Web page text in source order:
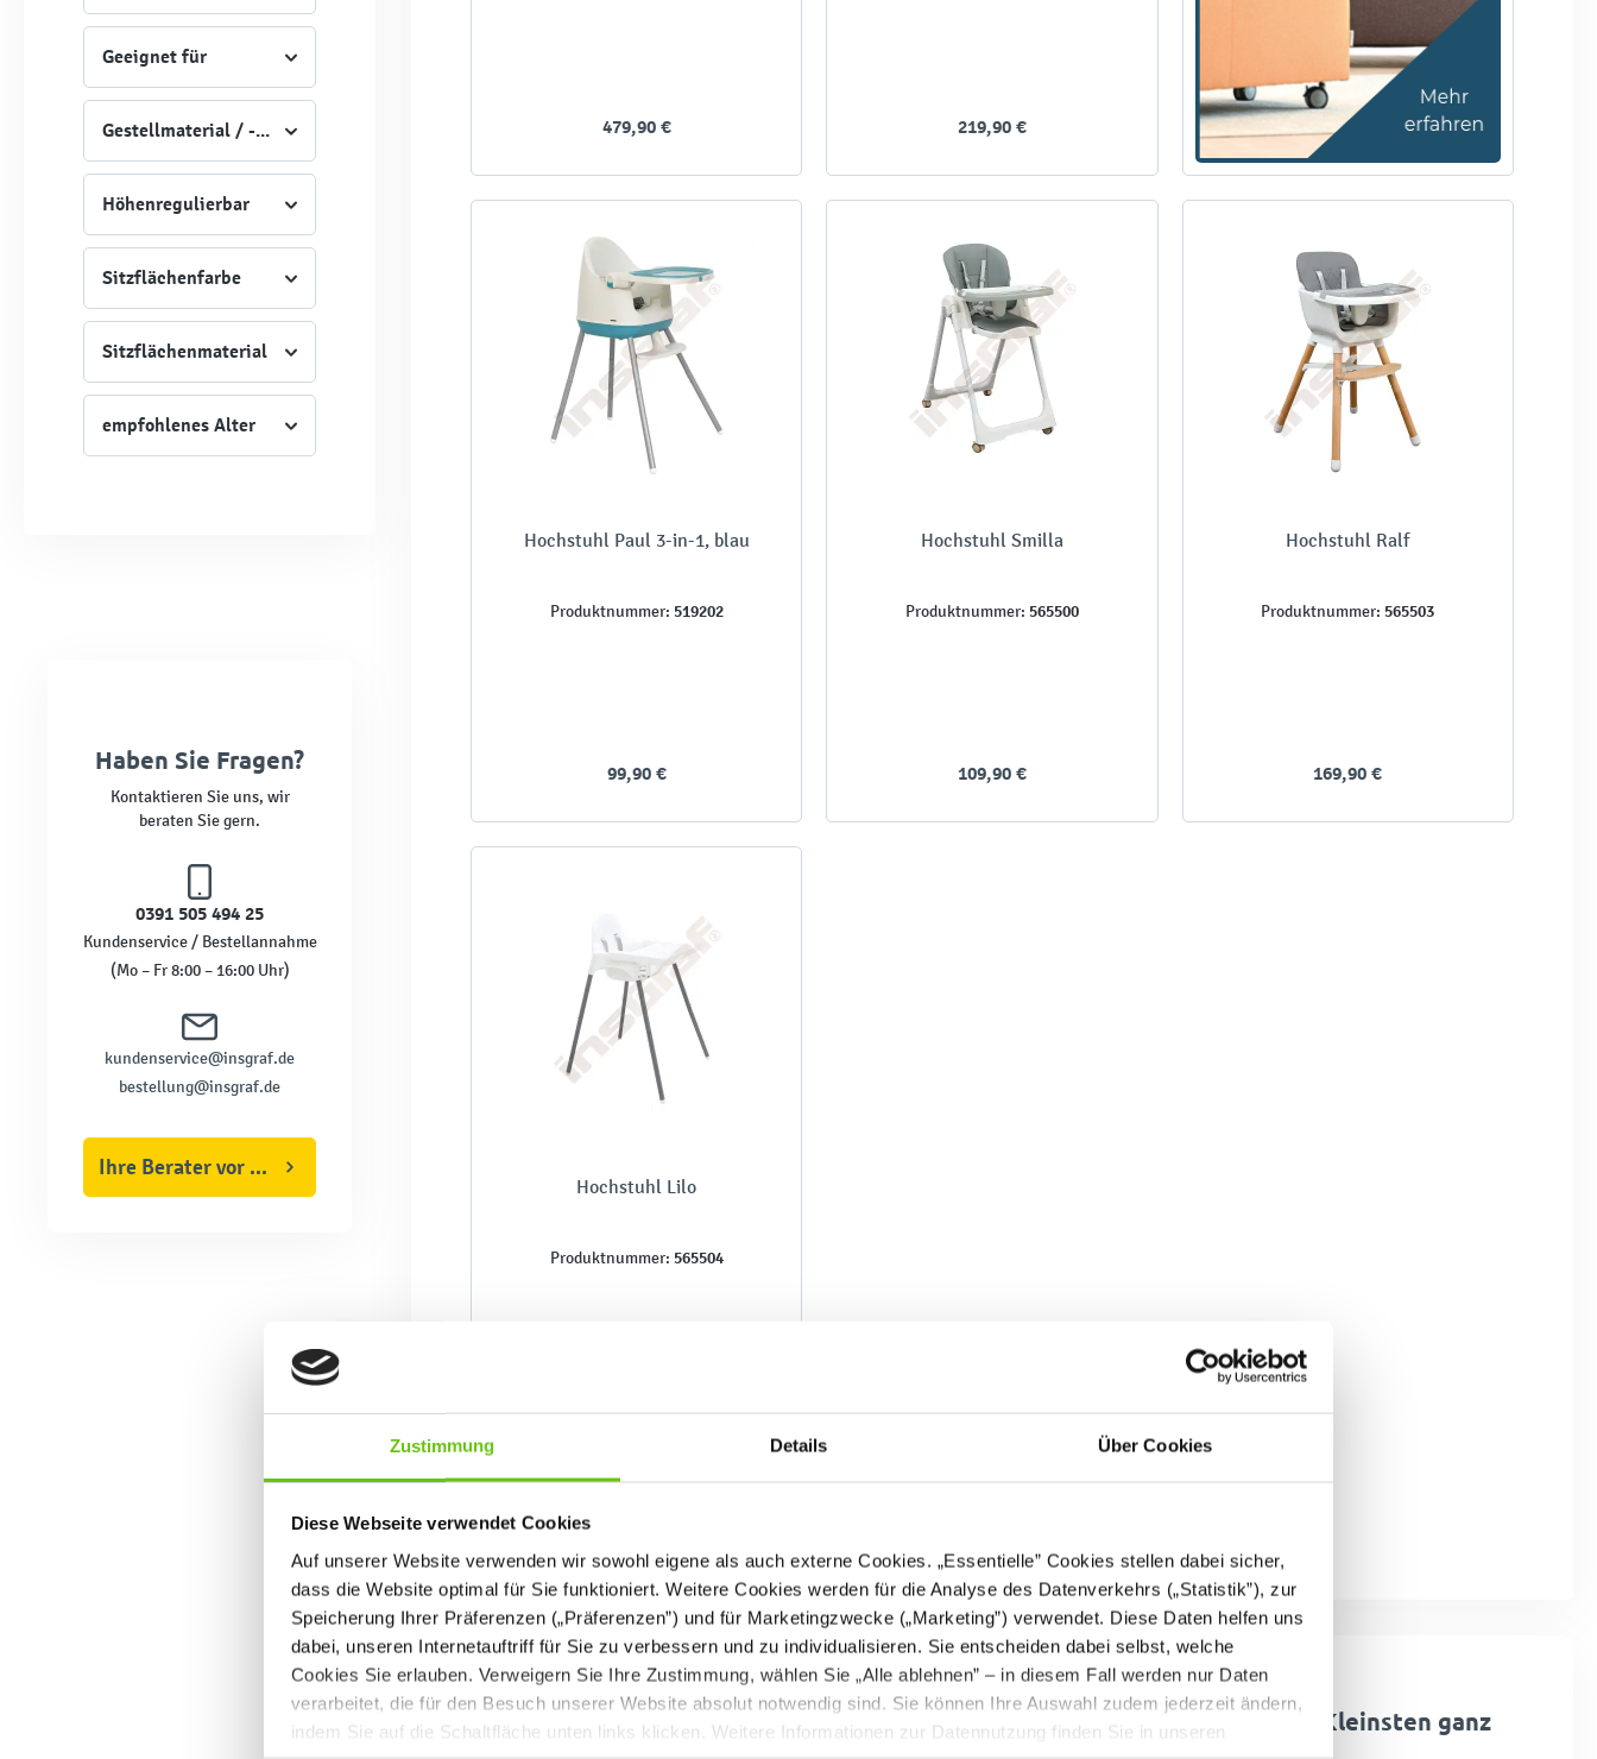
Zustimmung Details Über Cookies
Diese Webseite verwendet Cookies
Auf unserer Website verwenden wir sowohl eigene als auch externe Cookies. „Essentielle” Cookies stellen dabei sicher,
dass die Website optimal für Sie funktioniert. Weitere Cookies werden für die Analyse des Datenverkehrs („Statistik”), zur
Speicherung Ihrer Präferenzen („Präferenzen”) und für Marketingzwecke („Marketing”) verwendet. Diese Daten helfen uns
dabei, unseren Internetauftriff für Sie zu verbessern und zu individualisieren. Sie entscheiden dabei selbst, welche
Cookies Sie erlauben. Verweigern Sie Ihre Zustimmung, wählen Sie „Alle ablehnen” – in diesem Fall werden nur Daten
verarbeitet, die für den Besuch unserer Website absolut notwendig sind. Sie können Ihre Auswahl zudem jederzeit ändern,
indem Sie auf die Schaltfläche unten links klicken. Weitere Informationen zur Datennutzung finden Sie in unseren
Geeignet für
Gestellmaterial / -Art
Höhenregulierbar
Sitzflächenfarbe
Sitzflächenmaterial
empfohlenes Alter
Haben Sie Fragen?
Kontaktieren Sie uns, wir
beraten Sie gern.
0391 505 494 25
Kundenservice / Bestellannahme
(Mo – Fr 8:00 – 16:00 Uhr)
kundenservice@insgraf.de
bestellung@insgraf.de
Ihre Berater vor Ort
479,90 € 219,90 €
Hochstuhl Paul 3-in-1, blau
Produktnummer: 519202
99,90 €
Hochstuhl Smilla
Produktnummer: 565500
109,90 €
Hochstuhl Ralf
Produktnummer: 565503
169,90 €
Hochstuhl Lilo
Produktnummer: 565504
39,90 €
Mit einem Hochstuhl sind auch die Kleinsten ganz